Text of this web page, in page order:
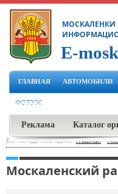
МОСКАЛЕНКИ
E-
ГЛАВНАЯ АВТОМОБИЛИ
ФОРУМ
Реклама Каталог
Вы находитесь здесь:Главная-
Москаленский